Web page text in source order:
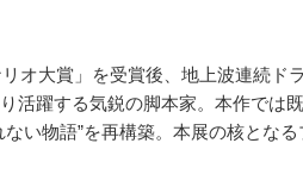
オ大賞」を受賞後、地上波連続ド
活躍する気鋭の脚本家。本作では
い物語”を再構築。本展の核となる